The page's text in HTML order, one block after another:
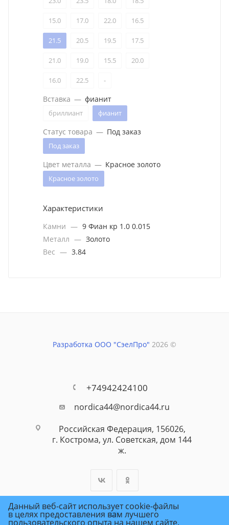
15.0 17.0 22.0 16.5
21.5 20.5 19.5 17.5
21.0 19.0 15.5 20.0
16.0 22.5 -
Вставка — фианит
бриллиант фианит
Статус товара — Под заказ
Под заказ
Цвет металла — Красное золото
Красное золото
Характеристики
Камни — 9 Фиан кр 1.0 0.015
Металл — Золото
Вес — 3.84
Разработка ООО "СэелПро" 2026 ©
+74942424100
nordica44@nordica44.ru
Российская Федерация, 156026,
г. Кострома, ул. Советская, дом 144
ж.
Данный веб-сайт использует cookie-файлы
в целях предоставления вам лучшего
пользовательского опыта на нашем сайте.